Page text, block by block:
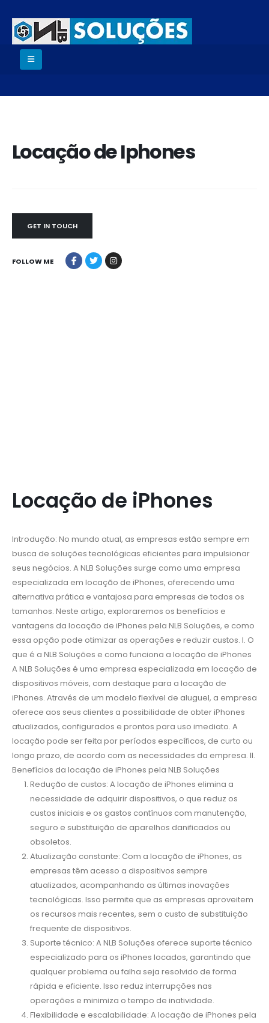
Locação de Iphones
GET IN TOUCH
FOLLOW ME
Locação de iPhones
Introdução: No mundo atual, as empresas estão sempre em
busca de soluções tecnológicas eficientes para impulsionar
seus negócios. A NLB Soluções surge como uma empresa
especializada em locação de iPhones, oferecendo uma
alternativa prática e vantajosa para empresas de todos os
tamanhos. Neste artigo, exploraremos os benefícios e
vantagens da locação de iPhones pela NLB Soluções, e como
essa opção pode otimizar as operações e reduzir custos. I. O
que é a NLB Soluções e como funciona a locação de iPhones
A NLB Soluções é uma empresa especializada em locação de
dispositivos móveis, com destaque para a locação de
iPhones. Através de um modelo flexível de aluguel, a empresa
oferece aos seus clientes a possibilidade de obter iPhones
atualizados, configurados e prontos para uso imediato. A
locação pode ser feita por períodos específicos, de curto ou
longo prazo, de acordo com as necessidades da empresa. II.
Benefícios da locação de iPhones pela NLB Soluções
Redução de custos: A locação de iPhones elimina a
necessidade de adquirir dispositivos, o que reduz os
custos iniciais e os gastos contínuos com manutenção,
seguro e substituição de aparelhos danificados ou
obsoletos.
Atualização constante: Com a locação de iPhones, as
empresas têm acesso a dispositivos sempre
atualizados, acompanhando as últimas inovações
tecnológicas. Isso permite que as empresas aproveitem
os recursos mais recentes, sem o custo de substituição
frequente de dispositivos.
Suporte técnico: A NLB Soluções oferece suporte técnico
especializado para os iPhones locados, garantindo que
qualquer problema ou falha seja resolvido de forma
rápida e eficiente. Isso reduz interrupções nas
operações e minimiza o tempo de inatividade.
Flexibilidade e escalabilidade: A locação de iPhones pela